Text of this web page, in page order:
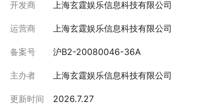
开发商 上海玄霆娱乐信息科技有限公司
运营商 上海玄霆娱乐信息科技有限公司
备案号 沪B2-20080046-36A
主办者 上海玄霆娱乐信息科技有限公司
更新时间 2026.7.27